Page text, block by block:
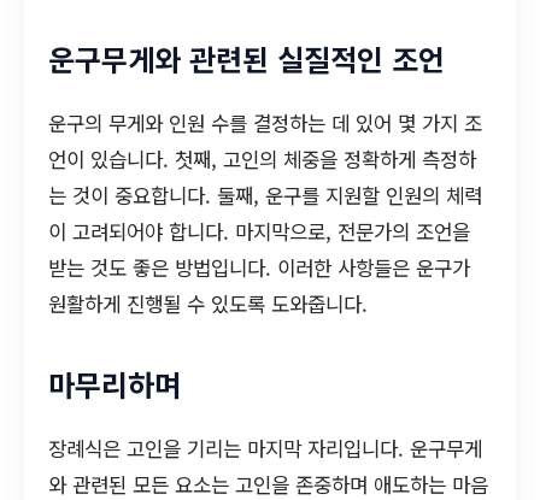
운구무게와 관련된 실질적인 조언
운구의 무게와 인원 수를 결정하는 데 있어 몇 가지 조
언이 있습니다. 첫째, 고인의 체중을 정확하게 측정하
는 것이 중요합니다. 둘째, 운구를 지원할 인원의 체력
이 고려되어야 합니다. 마지막으로, 전문가의 조언을
받는 것도 좋은 방법입니다. 이러한 사항들은 운구가
원활하게 진행될 수 있도록 도와줍니다.
마무리하며
장례식은 고인을 기리는 마지막 자리입니다. 운구무게
와 관련된 모든 요소는 고인을 존중하며 애도하는 마음